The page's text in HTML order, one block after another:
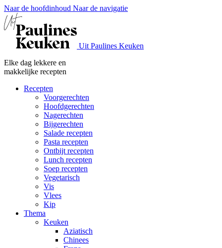
Naar de hoofdinhoud Naar de navigatie
Uit Paulines Keuken
Elke dag lekkere en
makkelijke recepten
Recepten
Voorgerechten
Hoofdgerechten
Nagerechten
Bijgerechten
Salade recepten
Pasta recepten
Ontbijt recepten
Lunch recepten
Soep recepten
Vegetarisch
Vis
Vlees
Kip
Thema
Keuken
Aziatisch
Chinees